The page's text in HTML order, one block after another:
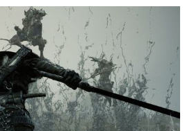
e uma estética gótica